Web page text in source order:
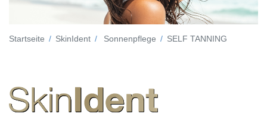
Startseite SkinIdent Sonnenpflege SELF TANNING